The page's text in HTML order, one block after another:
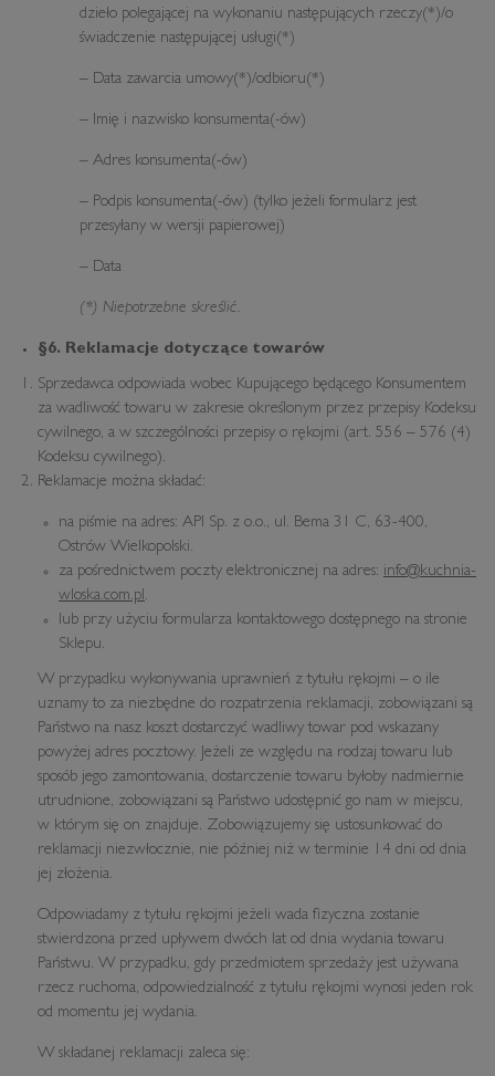
dzieło polegającej na wykonaniu następujących rzeczy(*)/o
świadczenie następującej usługi(*)
– Data zawarcia umowy(*)/odbioru(*)
– Imię i nazwisko konsumenta(-ów)
– Adres konsumenta(-ów)
– Podpis konsumenta(-ów) (tylko jeżeli formularz jest
przesyłany w wersji papierowej)
– Data
(*) Niepotrzebne skreślić.
§6. Reklamacje dotyczące towarów
Sprzedawca odpowiada wobec Kupującego będącego Konsumentem
za wadliwość towaru w zakresie określonym przez przepisy Kodeksu
cywilnego, a w szczególności przepisy o rękojmi (art. 556 – 576 (4)
Kodeksu cywilnego).
Reklamacje można składać:
na piśmie na adres: API Sp. z o.o., ul. Bema 31 C, 63-400,
Ostrów Wielkopolski.
za pośrednictwem poczty elektronicznej na adres: info@kuchnia-
wloska.com.pl.
lub przy użyciu formularza kontaktowego dostępnego na stronie
Sklepu.
W przypadku wykonywania uprawnień z tytułu rękojmi – o ile
uznamy to za niezbędne do rozpatrzenia reklamacji, zobowiązani są
Państwo na nasz koszt dostarczyć wadliwy towar pod wskazany
powyżej adres pocztowy. Jeżeli ze względu na rodzaj towaru lub
sposób jego zamontowania, dostarczenie towaru byłoby nadmiernie
utrudnione, zobowiązani są Państwo udostępnić go nam w miejscu,
w którym się on znajduje. Zobowiązujemy się ustosunkować do
reklamacji niezwłocznie, nie później niż w terminie 14 dni od dnia
jej złożenia.
Odpowiadamy z tytułu rękojmi jeżeli wada fizyczna zostanie
stwierdzona przed upływem dwóch lat od dnia wydania towaru
Państwu. W przypadku, gdy przedmiotem sprzedaży jest używana
rzecz ruchoma, odpowiedzialność z tytułu rękojmi wynosi jeden rok
od momentu jej wydania.
W składanej reklamacji zaleca się: